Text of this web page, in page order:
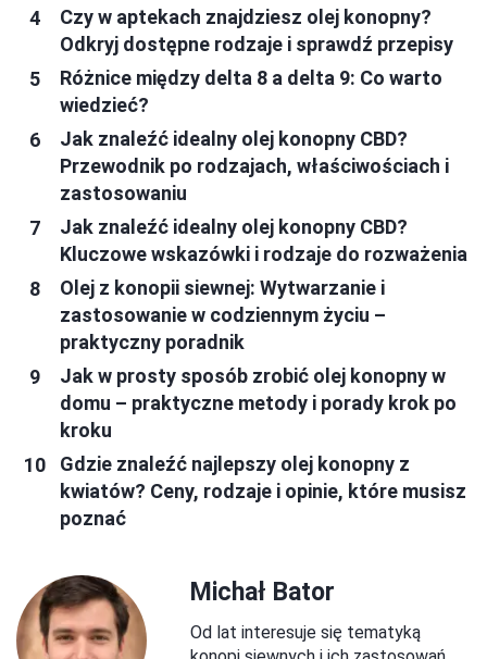
Czy w aptekach znajdziesz olej konopny?
Odkryj dostępne rodzaje i sprawdź przepisy
Różnice między delta 8 a delta 9: Co warto
wiedzieć?
Jak znaleźć idealny olej konopny CBD?
Przewodnik po rodzajach, właściwościach i
zastosowaniu
Jak znaleźć idealny olej konopny CBD?
Kluczowe wskazówki i rodzaje do rozważenia
Olej z konopii siewnej: Wytwarzanie i
zastosowanie w codziennym życiu –
praktyczny poradnik
Jak w prosty sposób zrobić olej konopny w
domu – praktyczne metody i porady krok po
kroku
Gdzie znaleźć najlepszy olej konopny z
kwiatów? Ceny, rodzaje i opinie, które musisz
poznać
Michał Bator
Od lat interesuje się tematyką